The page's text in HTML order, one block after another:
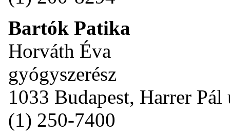
Bartók Patika
Horváth Éva
gyógyszerész
1033 Budapest, Harrer Pál
(1) 250-7400